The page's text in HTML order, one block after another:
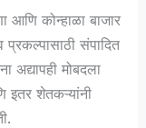
आणि कोन्हाळा बाजार
संपादित
अद्यापही मोबदला
इतर शेतकऱ्यांनी